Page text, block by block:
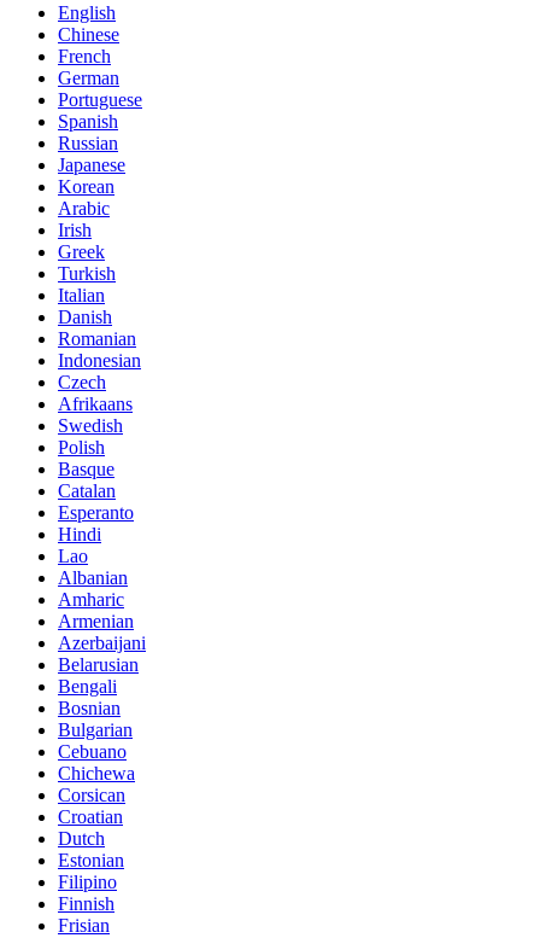
English
Chinese
French
German
Portuguese
Spanish
Russian
Japanese
Korean
Arabic
Irish
Greek
Turkish
Italian
Danish
Romanian
Indonesian
Czech
Afrikaans
Swedish
Polish
Basque
Catalan
Esperanto
Hindi
Lao
Albanian
Amharic
Armenian
Azerbaijani
Belarusian
Bengali
Bosnian
Bulgarian
Cebuano
Chichewa
Corsican
Croatian
Dutch
Estonian
Filipino
Finnish
Frisian